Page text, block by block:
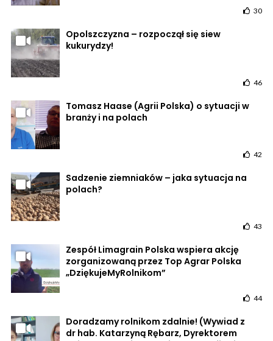
30
Opolszczyzna – rozpoczął się siew
kukurydzy!
46
Tomasz Haase (Agrii Polska) o sytuacji w
branży i na polach
42
Sadzenie ziemniaków – jaka sytuacja na
polach?
43
Zespół Limagrain Polska wspiera akcję
zorganizowaną przez Top Agrar Polska
„DziękujeMyRolnikom”
44
Doradzamy rolnikom zdalnie! (Wywiad z
dr hab. Katarzyną Rębarz, Dyrektorem